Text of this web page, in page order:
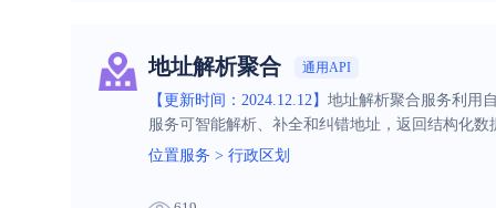
地址解析聚合 通用API
【更新时间：2024.12.12】 地址解析聚合服务利用
服务可智能解析、补全和纠错地址，返回结构化
位置服务 > 行政区划